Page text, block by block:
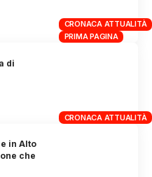
CRONACA ATTUALITÀ
PRIMA PAGINA
CRONACA ATTUALITÀ
di
in Alto
che